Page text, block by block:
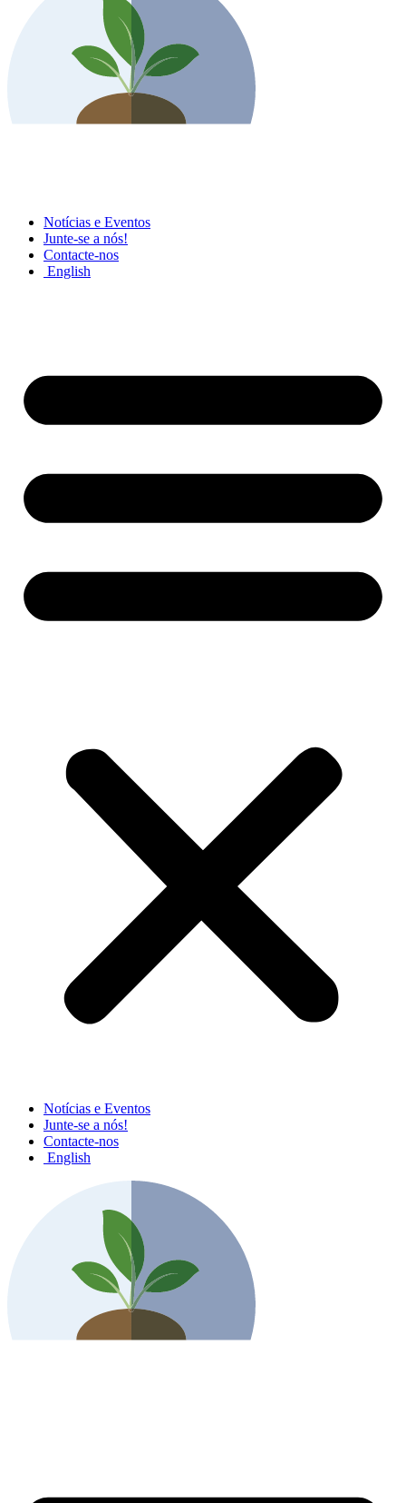
Notícias e Eventos
Junte-se a nós!
Contacte-nos
English
Notícias e Eventos
Junte-se a nós!
Contacte-nos
English